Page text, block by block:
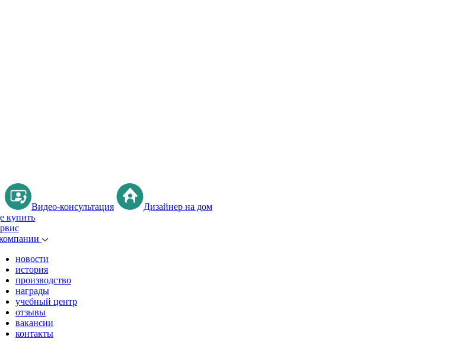
Видео-консультация
Дизайнер на дом
купить
новости
история
производство
награды
учебный центр
отзывы
вакансии
контакты